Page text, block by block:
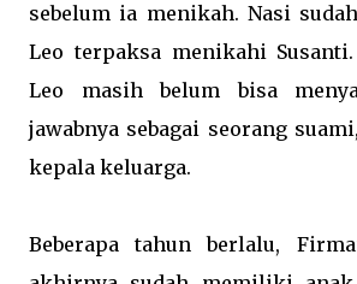
sebelum ia menikah. Nasi
Leo terpaksa menikahi
Leo masih belum bisa
jawabnya sebagai seorang
kepala keluarga.
Beberapa tahun berlalu,